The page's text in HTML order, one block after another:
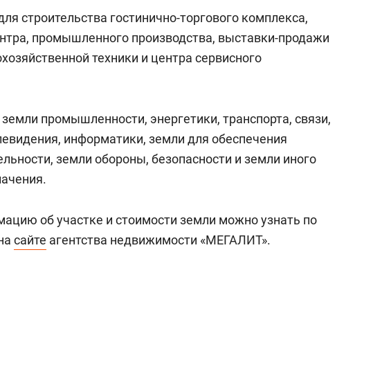
строительства гостинично-торгового комплекса,
промышленного производства, выставки-продажи
техники и центра сервисного
промышленности, энергетики, транспорта, связи,
информатики, земли для обеспечения
земли обороны, безопасности и земли иного
об участке и стоимости земли можно узнать по
сайте агентства недвижимости «МЕГАЛИТ».
Психотерапевт «Фороса»:
«Директорский невроз» –
когда человек не считает
Дизайнер-прораб
Наседкина: «Ремонт
с мебелью за 2